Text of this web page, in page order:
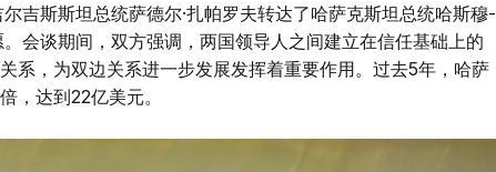
吉斯斯坦总统萨德尔·扎帕罗夫转达了哈萨克斯坦总统哈斯穆-
会谈期间，双方强调，两国领导人之间建立在信任基础上的
系，为双边关系进一步发展发挥着重要作用。过去5年，哈萨
，达到22亿美元。